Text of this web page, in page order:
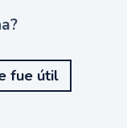
fue útil